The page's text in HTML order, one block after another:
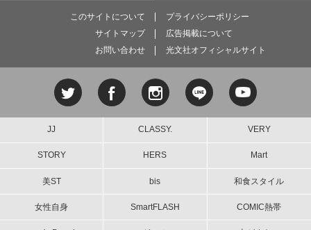
このサイトについて
プライバシーポリシー
サイトマップ
広告掲載について
お問い合わせ
光文社オフィシャルサイト
JJ CLASSY. VERY
STORY HERS Mart
美ST bis 和食スタイル
女性自身 SmartFLASH COMIC熱帯